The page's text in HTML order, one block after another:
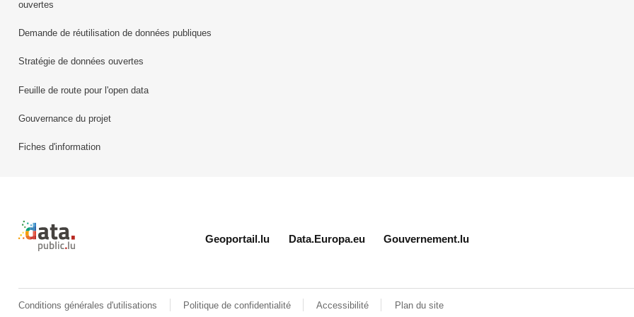
ouvertes
Demande de réutilisation de données publiques
Stratégie de données ouvertes
Feuille de route pour l'open data
Gouvernance du projet
Fiches d'information
Retour à l'accueil de data.public.lu
Geoportail.lu Data.Europa.eu Gouvernement.lu
Conditions générales d'utilisations Politique de confidentialité Accessibilité Plan du site